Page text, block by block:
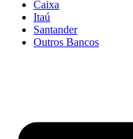
Caixa
Itaú
Santander
Outros Bancos